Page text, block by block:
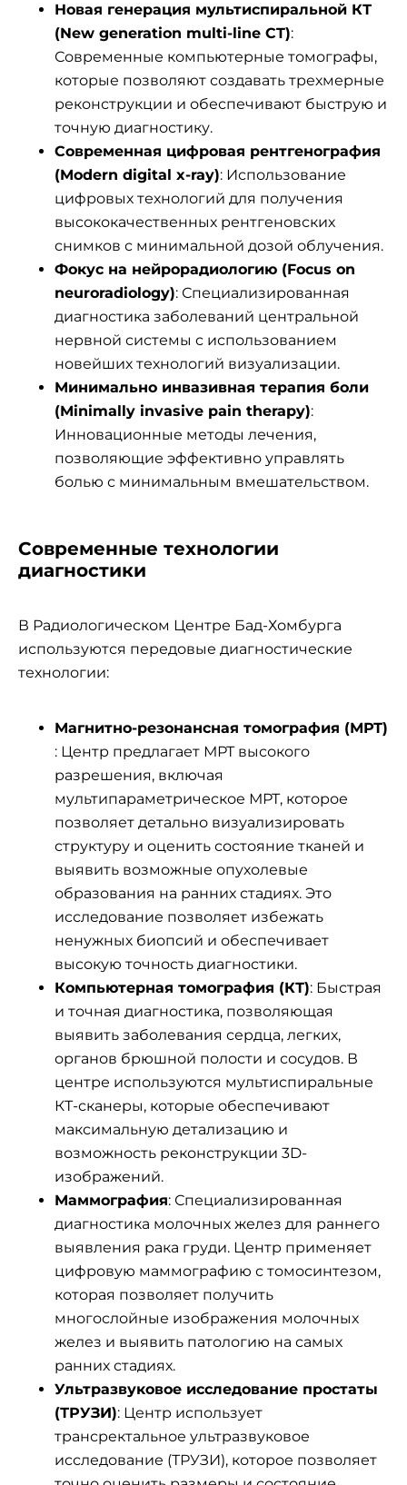
Новая генерация мультиспиральной КТ
(New generation multi-line CT):
Современные компьютерные томографы,
которые позволяют создавать трехмерные
реконструкции и обеспечивают быструю и
точную диагностику.
Современная цифровая рентгенография
(Modern digital x-ray): Использование
цифровых технологий для получения
высококачественных рентгеновских
снимков с минимальной дозой облучения.
Фокус на нейрорадиологию (Focus on
neuroradiology): Специализированная
диагностика заболеваний центральной
нервной системы с использованием
новейших технологий визуализации.
Минимально инвазивная терапия боли
(Minimally invasive pain therapy):
Инновационные методы лечения,
позволяющие эффективно управлять
болью с минимальным вмешательством.
Современные технологии
диагностики
В Радиологическом Центре Бад-Хомбурга
используются передовые диагностические
технологии:
Магнитно-резонансная томография (МРТ)
: Центр предлагает МРТ высокого
разрешения, включая
мультипараметрическое МРТ, которое
позволяет детально визуализировать
структуру и оценить состояние тканей и
выявить возможные опухолевые
образования на ранних стадиях. Это
исследование позволяет избежать
ненужных биопсий и обеспечивает
высокую точность диагностики.
Компьютерная томография (КТ): Быстрая
и точная диагностика, позволяющая
выявить заболевания сердца, легких,
органов брюшной полости и сосудов. В
центре используются мультиспиральные
КТ-сканеры, которые обеспечивают
максимальную детализацию и
возможность реконструкции 3D-
изображений.
Маммография: Специализированная
диагностика молочных желез для раннего
выявления рака груди. Центр применяет
цифровую маммографию с томосинтезом,
которая позволяет получить
многослойные изображения молочных
желез и выявить патологию на самых
ранних стадиях.
Ультразвуковое исследование простаты
(ТРУЗИ): Центр использует
трансректальное ультразвуковое
исследование (ТРУЗИ), которое позволяет